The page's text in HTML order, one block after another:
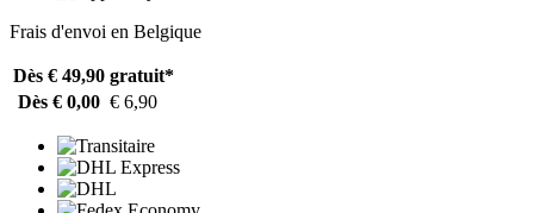
Frais d'envoi en Belgique
Dès € 49,90 gratuit*
Dès € 0,00 € 6,90